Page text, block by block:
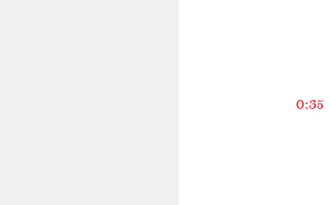
0:35